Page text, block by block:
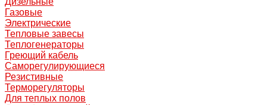
Газовые
Электрические
Тепловые завесы
Теплогенераторы
Греющий кабель
Саморегулирующиеся
Резистивные
Терморегуляторы
Для теплых полов